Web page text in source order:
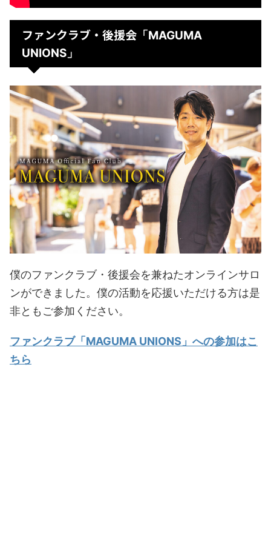
ファンクラブ・後援会 「MAGUMA
UNIONS」
僕のファンクラブ・後援会を兼ねたオンラインサロ
ンができました。僕の活動を応援いただける方は是
非ともご参加ください。
ファンクラブ「MAGUMA UNIONS」への参加はこ
ちら